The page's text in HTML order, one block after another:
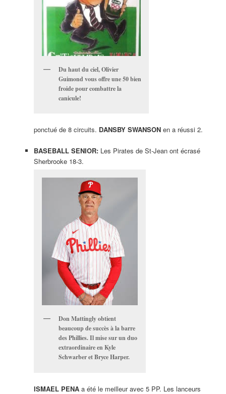
Du haut du ciel, Olivier
Guimond vous offre une 50 bien
froide pour combattre la
canicule!
ponctué de 8 circuits. DANSBY SWANSONen a réussi 2.
BASEBALL SENIOR:Les Pirates de St-Jean ont écrasé
Sherbrooke 18-3.
Don Mattingly obtient
beaucoup de succès à la barre
des Phillies. Il mise sur un duo
extraordinaire en Kyle
Schwarber et Bryce Harper.
ISMAEL PENAa été le meilleur avec 5 PP. Les lanceurs